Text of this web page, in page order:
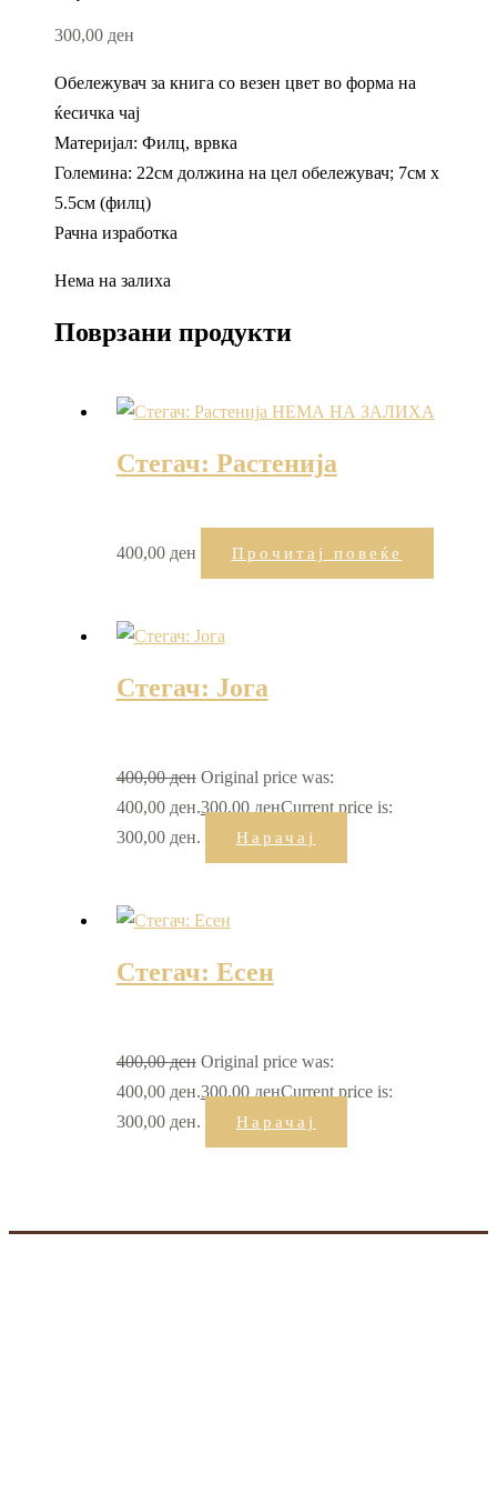
300,00 ден
Обележувач за книга со везен цвет во форма на
ќесичка чај
Материјал: Филц, врвка
Големина: 22см должина на цел обележувач; 7см х
5.5см (филц)
Рачна изработка
Нема на залиха
Поврзани продукти
НЕМА НА ЗАЛИХА
Стегач: Растенија
400,00 ден Прочитај повеќе
Стегач: Јога
400,00ден Original price was:
400,00 ден.300,00 денCurrent price is:
300,00 ден.
Нарачај
Стегач: Есен
400,00ден Original price was:
400,00 ден.300,00 денCurrent price is:
300,00 ден.
Нарачај